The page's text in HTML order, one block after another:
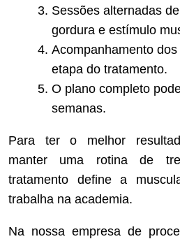
Sessões alternadas
gordura e estímulo
Acompanhamento
etapa do tratamento.
O plano completo
semanas.
Para ter o melhor
manter uma rotina de
tratamento define a
trabalha na academia.
Na nossa empresa de